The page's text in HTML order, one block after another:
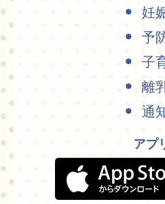
妊
予
子
離
通
アプ